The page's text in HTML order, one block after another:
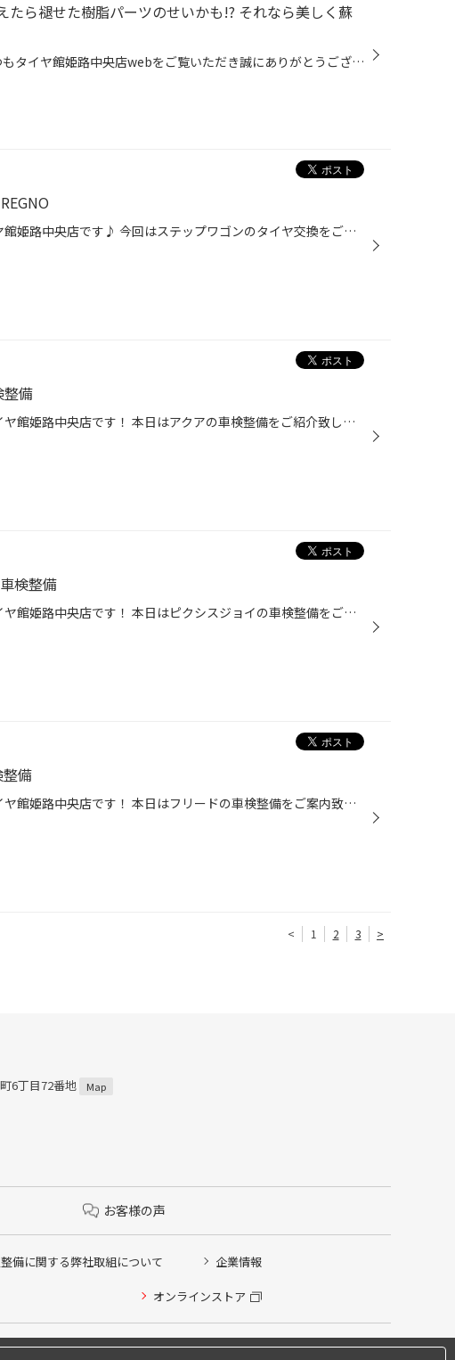
たら褪せた樹脂パーツのせいかも!? それなら美しく蘇
皆様こんにちは(^^)いつもタイヤ館姫路中央店webをご覧いただき誠にありがとうございます！！ 趣味と言えるほど洗車が大好き、という方は愛車がいつもピカピカかもしれませんが、それでも時が経てばいろいろな場所に経年劣化が感じられるものです。当店では美しさを保つために、ボディやヘッドライ...
皆様こんにちは！タイヤ館姫路中央店です♪ 今回はステップワゴンのタイヤ交換をご紹介致します(*^^*) 今回ご購入頂いたのはREGNO GRVⅡになります。 REGNO GRVⅡの詳細はコチラ ブリヂストン最高グレードのミニバン専用タイヤになります。 広い車内空間で高い静粛性を実現し、ふらつきを抑え、高次元...
整備
皆さんこんにちは♪タイヤ館姫路中央店です！ 本日はアクアの車検整備をご紹介致します(*^^*) ◆点検・整備メニュー ・24ヶ月法定点検 ・ブレーキオイル交換 ・エアーエレメント交換 ・冷却水添加剤 ・スタビリンク交換 ・洗車、車内清掃 当店ではお客様とご一緒に、車検整備内容を決めさせて頂いてお...
検整備
皆さんこんにちは♪タイヤ館姫路中央店です！ 本日はピクシスジョイの車検整備をご紹介致します。 ★点検・整備メニュー ・24ヶ月法定点検 ・ブレーキオイル交換 ・エアーエレメント交換 ・冷却水添加剤 ・エアコンフィルター交換 ・エンジンオイル交換 ・オイルエレメント交換 ・洗車、車内清掃 当店...
整備
皆さんこんにちは♪タイヤ館姫路中央店です！ 本日はフリードの車検整備をご案内致します♪ ◆点検・整備メニュー ・24ヶ月法定点検 ・ブレーキオイル交換 ・エアーエレメント交換 ・冷却水添加剤 ・エアコンフィルター交換 ・バッテリー交換 ・洗車、車内清掃 当店ではお客様とご一緒に、車検整備内容...
< 1 2 3 >
6丁目72番地 Map
お客様の声
備に関する弊社取組について 企業情報
オンラインストア